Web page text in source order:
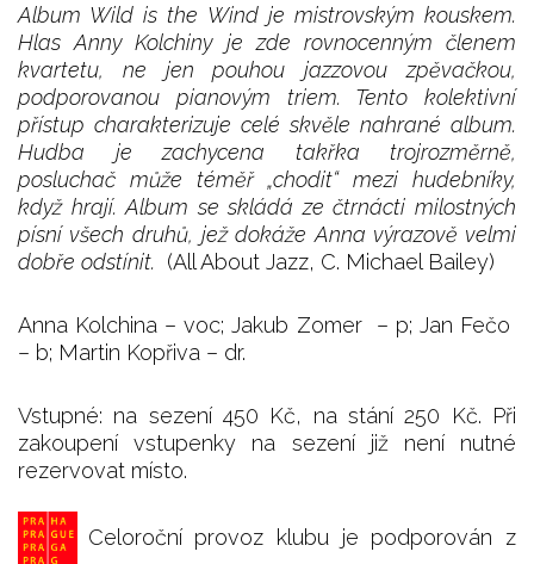
Album Wild is the Wind je mistrovským kouskem.
Hlas Anny Kolchiny je zde rovnocenným členem
kvartetu, ne jen pouhou jazzovou zpěvačkou,
podporovanou pianovým triem. Tento kolektivní
přístup charakterizuje celé skvěle nahrané album.
Hudba je zachycena takřka trojrozměrně,
posluchač může téměř „chodit“ mezi hudebníky,
když hrají. Album se skládá ze čtrnácti milostných
písní všech druhů, jež dokáže Anna výrazově velmi
dobře odstínit. (All About Jazz, C. Michael Bailey)
Anna Kolchina – voc; Jakub Zomer – p; Jan Fečo
– b; Martin Kopřiva – dr.
Vstupné: na sezení 450 Kč, na stání 250 Kč. Při
zakoupení vstupenky na sezení již není nutné
rezervovat místo.
Celoroční provoz klubu je podporován z